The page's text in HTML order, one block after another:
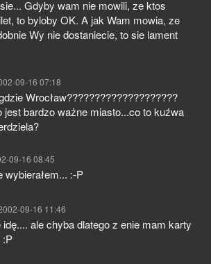
Gdyby wam nie mowili, ze ktos
to byloby OK. A jak Wam mowia, ze
Wy nie dostaniecie, to sie lament
09-16 07:18
Wrocław????????????????????
jest bardzo ważne miasto...co to kuźwa
09-16 08:45
wybierałem... :-P
09-16 11:46
ale chyba dlatego z enie mam karty
:P